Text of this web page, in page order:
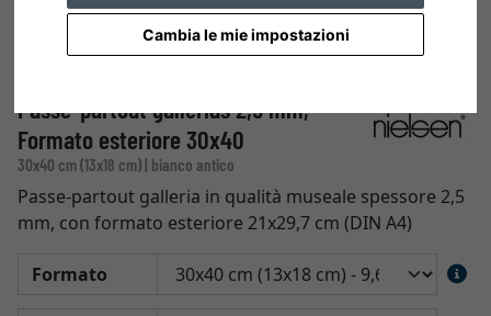
Cambia le mie impostazioni
Passe-partout gallerias 2,5 mm,
Formato esteriore 30x40
30x40 cm (13x18 cm) | bianco antico
Passe-partout galleria in qualità museale spessore 2,5
mm, con formato esteriore 21x29,7 cm (DIN A4)
Formato